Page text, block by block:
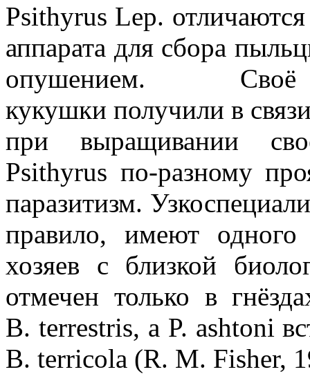
Psithyrus Lep.
аппарата для сбора
опушением.
кукушки получили в
при выращивании
Psithyrus по-разному
паразитизм.
правило, имеют одного
хозяев с близкой
отмечен только в
B. terrestris, а P. ashtoni
B. terricola (R. M. Fisher,